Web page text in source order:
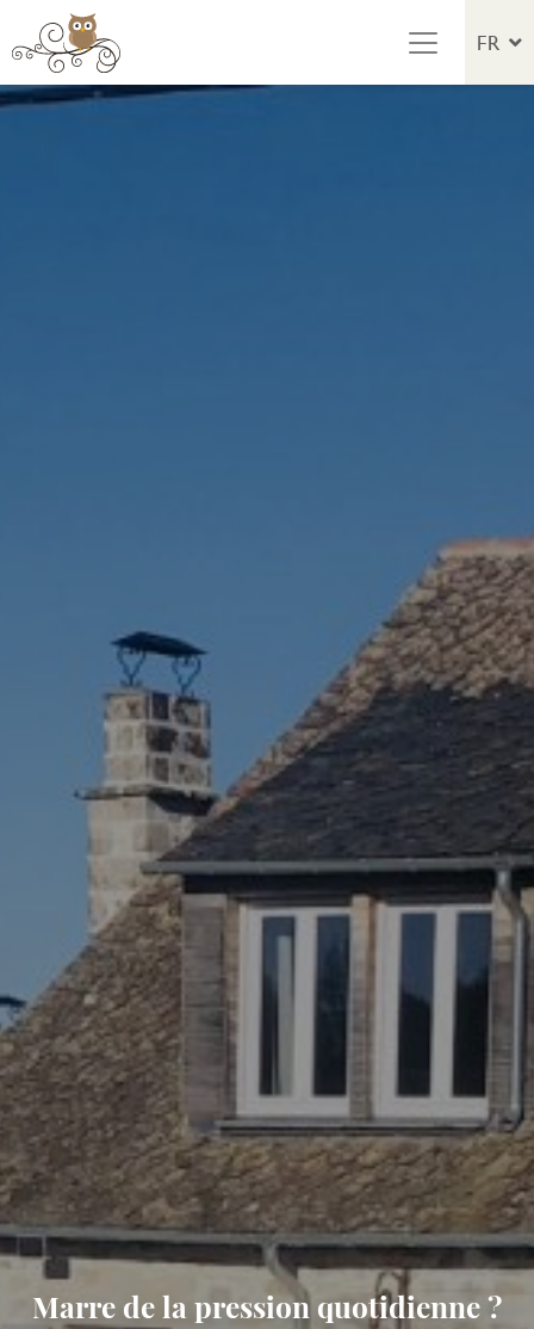
Au contenu
FR
Marre de la pression quotidienne ?